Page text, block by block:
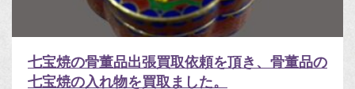
七宝焼の骨董品出張買取依頼を頂き、骨董品の
七宝焼の入れ物を買取ました。